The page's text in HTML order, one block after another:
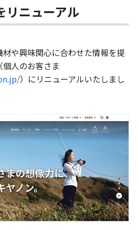
リニューアル
や興味関心に合わせた情報を提
人のお客さま
）にリニューアルいたしまし